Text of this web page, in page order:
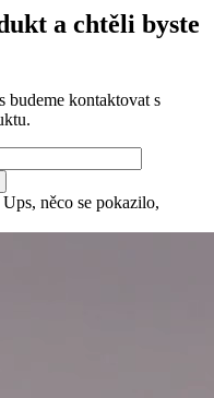
a chtěli byste
budeme kontaktovat s
Ups, něco se pokazilo,